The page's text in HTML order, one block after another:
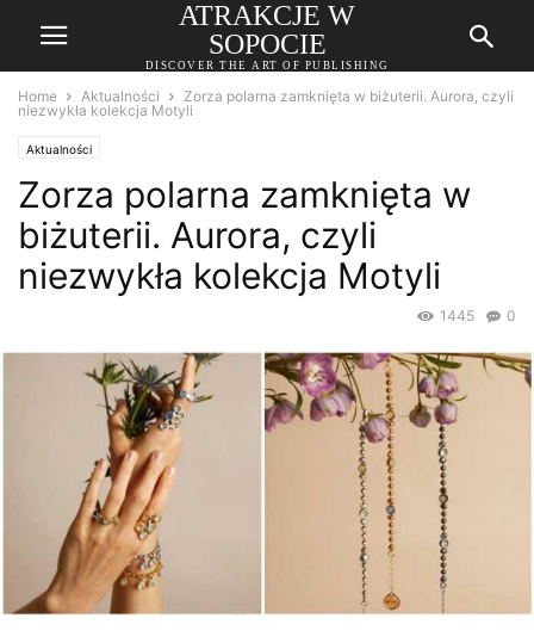
ATRAKCJE W
SOPOCIE
DISCOVER THE ART OF PUBLISHING
Home Aktualności
Zorza polarna zamknięta w biżuterii. Aurora, czyli
niezwykła kolekcja Motyli
Aktualności
Zorza polarna zamknięta w
biżuterii. Aurora, czyli
niezwykła kolekcja Motyli
0
1445